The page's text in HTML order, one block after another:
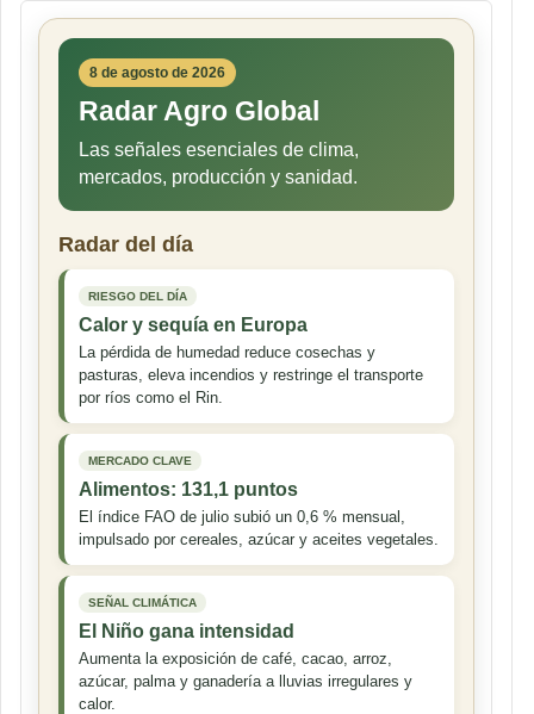
8 de agosto de 2026
Radar Agro Global
Las señales esenciales de clima,
mercados, producción y sanidad.
Radar del día
RIESGO DEL DÍA
Calor y sequía en Europa
La pérdida de humedad reduce cosechas y
pasturas, eleva incendios y restringe el transporte
por ríos como el Rin.
MERCADO CLAVE
Alimentos: 131,1 puntos
El índice FAO de julio subió un 0,6 % mensual,
impulsado por cereales, azúcar y aceites vegetales.
SEÑAL CLIMÁTICA
El Niño gana intensidad
Aumenta la exposición de café, cacao, arroz,
azúcar, palma y ganadería a lluvias irregulares y
calor.